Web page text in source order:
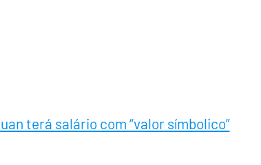
terá salário com “valor símbolico”